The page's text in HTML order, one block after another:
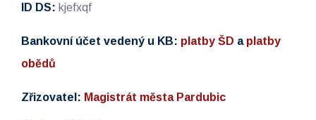
ID DS: kjefxqf
Bankovní účet vedený u KB: platby ŠD a platby
obědů
Zřizovatel: Magistrát města Pardubic